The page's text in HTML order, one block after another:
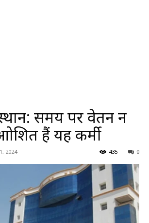
समय पर वेतन न
हैं यह कर्मी
2024 0
435